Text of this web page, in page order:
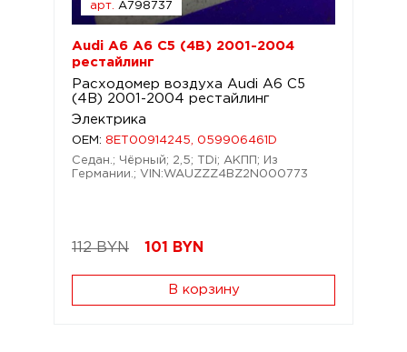
арт. A798737
Audi A6 A6 C5 (4B) 2001-2004
рестайлинг
Расходомер воздуха Audi A6 C5
(4B) 2001-2004 рестайлинг
Электрика
OEM: 8ET00914245, 059906461D
Седан.; Чёрный; 2,5; TDi; АКПП; Из
Германии.; VIN:WAUZZZ4BZ2N000773
112 BYN 101 BYN
В корзину